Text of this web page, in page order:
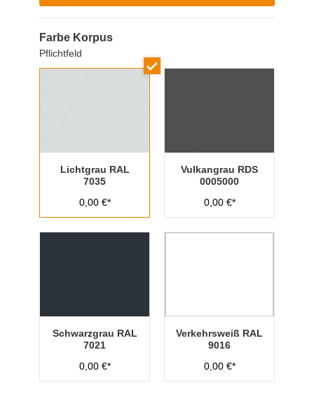
Farbe Korpus
Pflichtfeld
Lichtgrau RAL
7035
0,00 €*
Vulkangrau RDS
0005000
0,00 €*
Schwarzgrau RAL
7021
0,00 €*
Verkehrsweiß RAL
9016
0,00 €*